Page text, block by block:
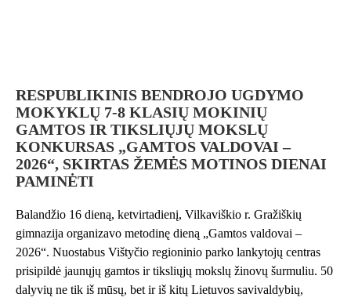
RESPUBLIKINIS BENDROJO UGDYMO
MOKYKLŲ 7-8 KLASIŲ MOKINIŲ
GAMTOS IR TIKSLIŲJŲ MOKSLŲ
KONKURSAS „GAMTOS VALDOVAI –
2026“, SKIRTAS ŽEMĖS MOTINOS DIENAI
PAMINĖTI
Balandžio 16 dieną, ketvirtadienį, Vilkaviškio r. Gražiškių
gimnazija organizavo metodinę dieną „Gamtos valdovai –
2026“. Nuostabus Vištyčio regioninio parko lankytojų centras
prisipildė jaunųjų gamtos ir tiksliųjų mokslų žinovų šurmuliu. 50
dalyvių ne tik iš mūsų, bet ir iš kitų Lietuvos savivaldybių,